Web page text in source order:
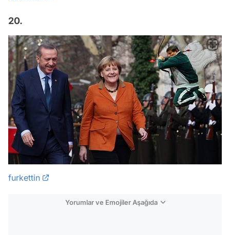
20.
furkettin
Yorumlar ve Emojiler Aşağıda